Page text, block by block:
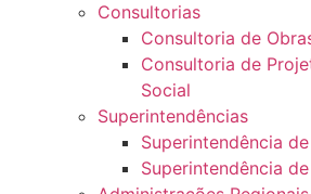
Consultorias
Consultoria de
Consultoria de
Social
Superintendências
Superintendência
Superintendência